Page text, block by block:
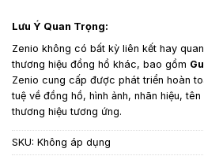
Lưu Ý Quan Trọng:
Zenio không có bất kỳ liên kết hay
thương hiệu đồng hồ khác, bao gồm
Zenio cung cấp được phát triển hoàn
tuệ về đồng hồ, hình ảnh, nhãn hiệu,
thương hiệu tương ứng.
SKU: Không áp dụng